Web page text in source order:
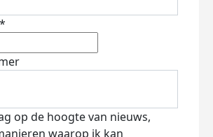
op de hoogte van nieuws,
waarop ik kan